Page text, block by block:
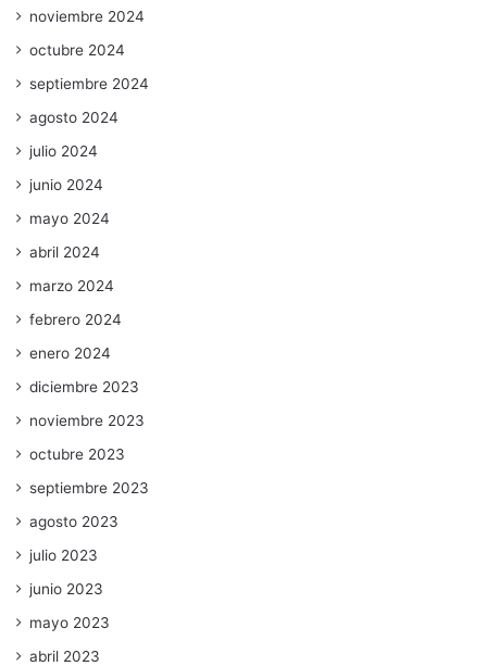
noviembre 2024
octubre 2024
septiembre 2024
agosto 2024
julio 2024
junio 2024
mayo 2024
abril 2024
marzo 2024
febrero 2024
enero 2024
diciembre 2023
noviembre 2023
octubre 2023
septiembre 2023
agosto 2023
julio 2023
junio 2023
mayo 2023
abril 2023